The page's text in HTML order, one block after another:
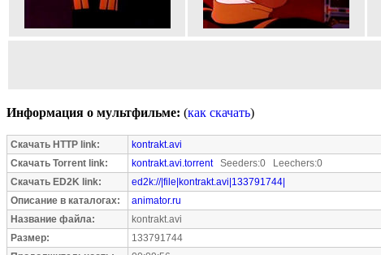
Информация о мультфильме: (как скачать)
Скачать HTTP link:
kontrakt.avi
Скачать Torrent link:
kontrakt.avi.torrentSeeders:0 Leechers:0
Скачать ED2K link:
ed2k://|file|kontrakt.avi|133791744|
Описание в каталогах:
animator.ru
Название файла:
kontrakt.avi
Размер:
133791744